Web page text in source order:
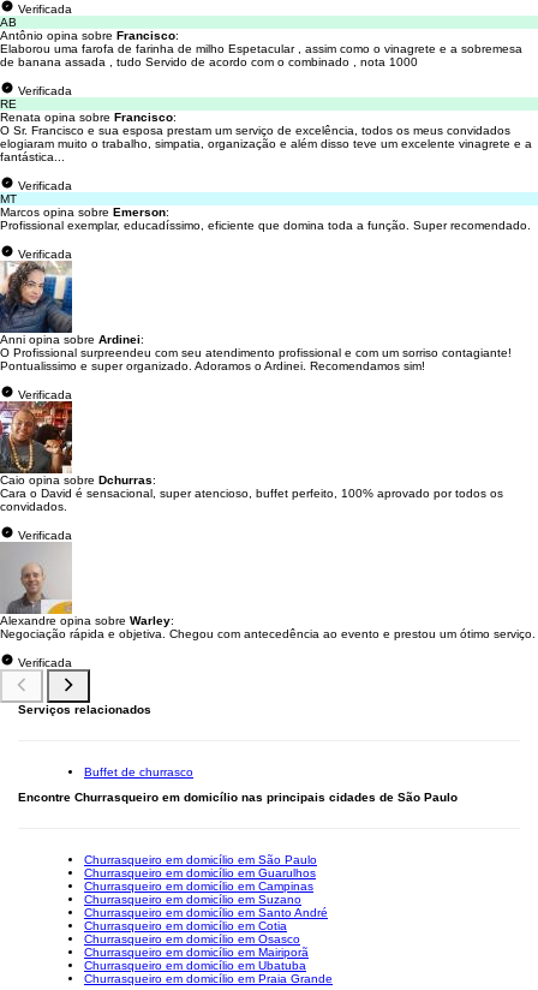
Verificada
AB
Antônio opina sobre Francisco:
Elaborou uma farofa de farinha de milho Espetacular , assim como o vinagrete e a sobremesa
de banana assada , tudo Servido de acordo com o combinado , nota 1000
Verificada
RE
Renata opina sobre Francisco:
O Sr. Francisco e sua esposa prestam um serviço de excelência, todos os meus convidados
elogiaram muito o trabalho, simpatia, organização e além disso teve um excelente vinagrete e a
fantástica...
Verificada
MT
Marcos opina sobre Emerson:
Profissional exemplar, educadíssimo, eficiente que domina toda a função. Super recomendado.
Verificada
Anni opina sobre Ardinei:
O Profissional surpreendeu com seu atendimento profissional e com um sorriso contagiante!
Pontualissimo e super organizado. Adoramos o Ardinei. Recomendamos sim!
Verificada
Caio opina sobre Dchurras:
Cara o David é sensacional, super atencioso, buffet perfeito, 100% aprovado por todos os
convidados.
Verificada
Alexandre opina sobre Warley:
Negociação rápida e objetiva. Chegou com antecedência ao evento e prestou um ótimo serviço.
Verificada
Serviços relacionados
Buffet de churrasco
Encontre Churrasqueiro em domicílio nas principais cidades de São Paulo
Churrasqueiro em domicílio em São Paulo
Churrasqueiro em domicílio em Guarulhos
Churrasqueiro em domicílio em Campinas
Churrasqueiro em domicílio em Suzano
Churrasqueiro em domicílio em Santo André
Churrasqueiro em domicílio em Cotia
Churrasqueiro em domicílio em Osasco
Churrasqueiro em domicílio em Mairiporã
Churrasqueiro em domicílio em Ubatuba
Churrasqueiro em domicílio em Praia Grande